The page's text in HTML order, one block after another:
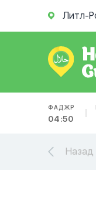
Литл-
ФАДЖР
04:50
Назад